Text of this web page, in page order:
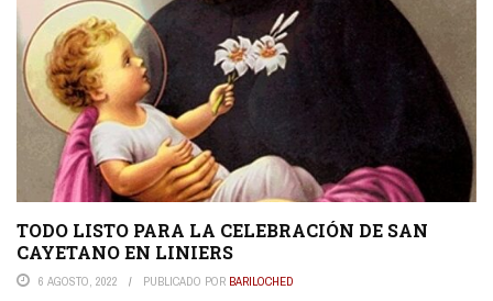
TODO LISTO PARA LA CELEBRACIÓN DE SAN
CAYETANO EN LINIERS
6 AGOSTO, 2022 PUBLICADO POR BARILOCHED